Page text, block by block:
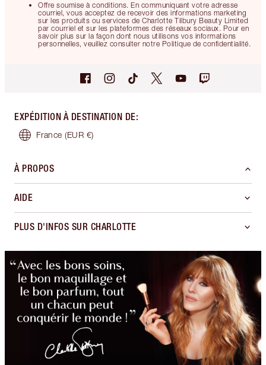
Offre soumise à conditions. En communiquant votre adresse
courriel, vous acceptez de recevoir des informations marketing
sur les produits ou services de Charlotte Tilbury Beauty Limited
par courriel et sur les plateformes des réseaux sociaux. Pour en
savoir plus sur la façon dont nous utilisons vos informations
personnelles, veuillez consulter notre Politique de confidentialité.
EXPÉDITION À DESTINATION DE:
France (EUR €)
À PROPOS
AIDE
PLUS D'INFOS SUR CHARLOTTE